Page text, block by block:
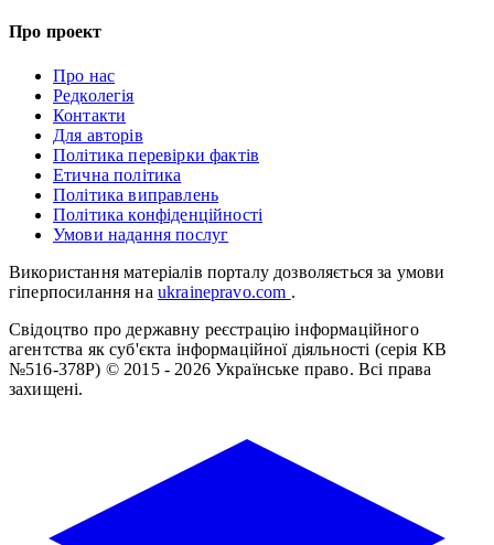
Про проект
Про нас
Редколегія
Контакти
Для авторів
Політика перевірки фактів
Етична політика
Політика виправлень
Політика конфіденційності
Умови надання послуг
Використання матеріалів порталу дозволяється за умови
гіперпосилання на ukrainepravo.com .
Свідоцтво про державну реєстрацію інформаційного
агентства як суб'єкта інформаційної діяльності (серія КВ
№516-378Р) © 2015 - 2026 Українське право. Всі права
захищені.